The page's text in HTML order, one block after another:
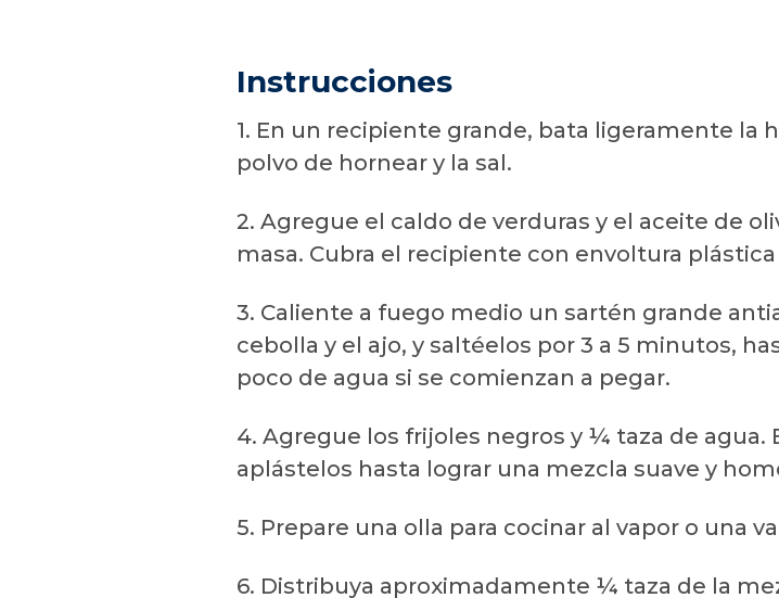
Instrucciones
1. En un recipiente grande, bata ligeramente la
polvo de hornear y la sal.
2. Agregue el caldo de verduras y el aceite de
masa. Cubra el recipiente con envoltura plástica
3. Caliente a fuego medio un sartén grande
cebolla y el ajo, y saltéelos por 3 a 5 minutos,
poco de agua si se comienzan a pegar.
4. Agregue los frijoles negros y ¼ taza de agua.
aplástelos hasta lograr una mezcla suave y
5. Prepare una olla para cocinar al vapor o una
6. Distribuya aproximadamente ¼ taza de la